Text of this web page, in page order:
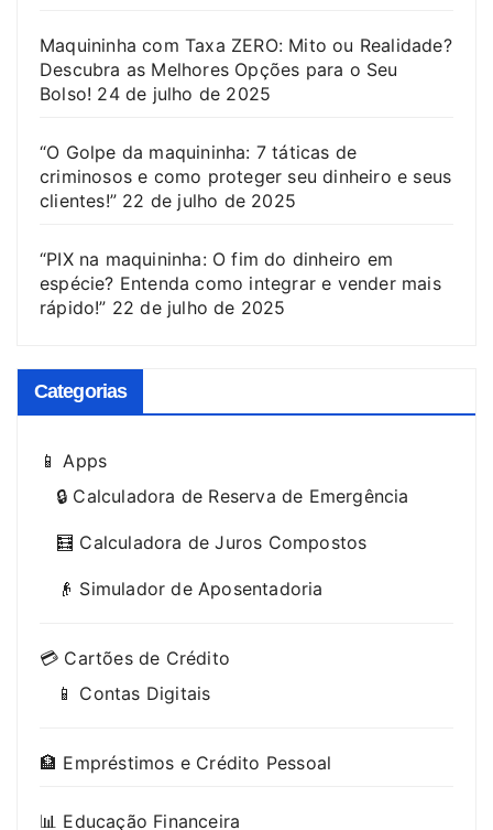
Maquininha com Taxa ZERO: Mito ou Realidade?
Descubra as Melhores Opções para o Seu
Bolso! 24 de julho de 2025
“O Golpe da maquininha: 7 táticas de
criminosos e como proteger seu dinheiro e seus
clientes!” 22 de julho de 2025
“PIX na maquininha: O fim do dinheiro em
espécie? Entenda como integrar e vender mais
rápido!” 22 de julho de 2025
Categorias
📱 Apps
🔒 Calculadora de Reserva de Emergência
🧮 Calculadora de Juros Compostos
👴 Simulador de Aposentadoria
💳 Cartões de Crédito
📱 Contas Digitais
🏦 Empréstimos e Crédito Pessoal
📊 Educação Financeira